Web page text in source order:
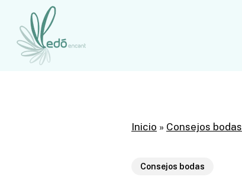
main
content
Inicio » Consejos bodas
Consejos bodas